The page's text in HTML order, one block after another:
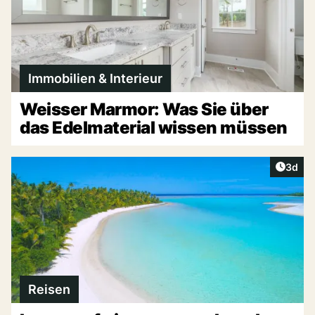
Immobilien & Interieur
Weisser Marmor: Was Sie über
das Edelmaterial wissen müssen
3d
Reisen